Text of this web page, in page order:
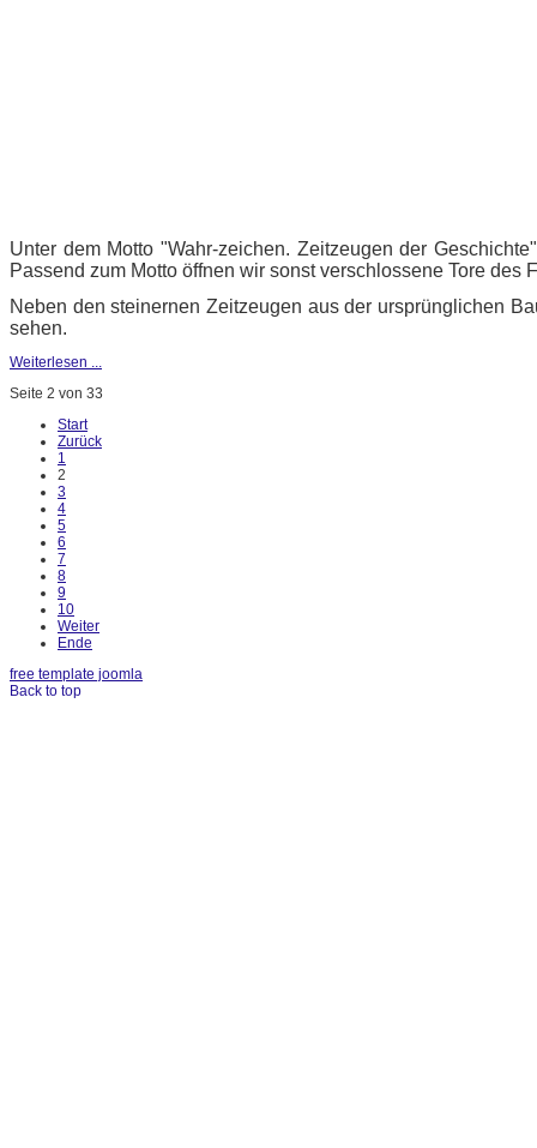
Unter dem Motto "Wahr-zeichen. Zeitzeugen der
Passend zum Motto öffnen wir sonst verschlossene Tore des
Neben den steinernen Zeitzeugen aus der ursprünglichen
sehen.
Weiterlesen ...
Seite 2 von 33
Start
Zurück
1
2
3
4
5
6
7
8
9
10
Weiter
Ende
free template joomla
Back to top